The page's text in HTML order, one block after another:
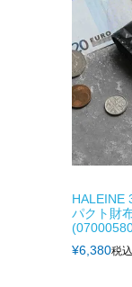
HALEINE
パクト財
¥6,380税込